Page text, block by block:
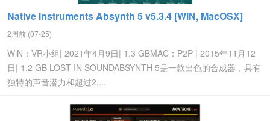
Native Instruments Absynth 5 v5.3.4 [WiN, MacOSX]
2周前 (07-25)
WiN：VR​​小组| 2021年4月9日| 1.3 GBMAC：P2P | 2015年11月12
日| 1.2 GB LOST IN SOUNDABSYNTH 5是一款出色的合成器，具有
独特的声音潜力和超过2,...